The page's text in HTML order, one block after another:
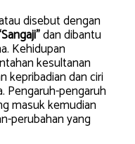
disebut dengan
dan dibantu
Kehidupan
kesultanan
kepribadian dan ciri
Pengaruh-pengaruh
masuk kemudian
perubahan yang